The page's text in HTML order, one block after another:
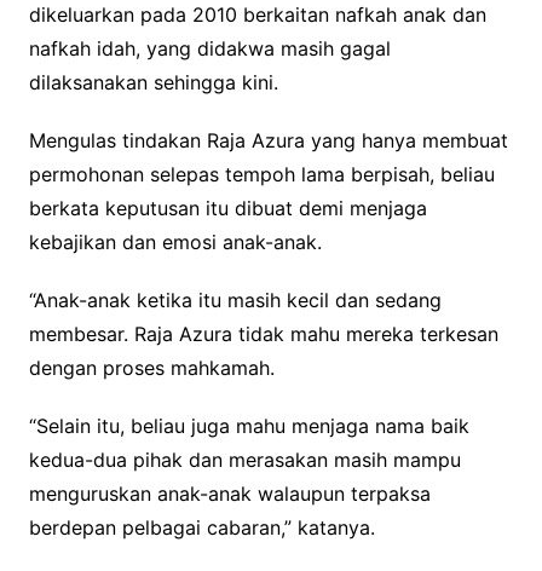
dikeluarkan pada 2010 berkaitan nafkah anak dan
nafkah idah, yang didakwa masih gagal
dilaksanakan sehingga kini.
Mengulas tindakan Raja Azura yang hanya membuat
permohonan selepas tempoh lama berpisah, beliau
berkata keputusan itu dibuat demi menjaga
kebajikan dan emosi anak-anak.
“Anak-anak ketika itu masih kecil dan sedang
membesar. Raja Azura tidak mahu mereka terkesan
dengan proses mahkamah.
“Selain itu, beliau juga mahu menjaga nama baik
kedua-dua pihak dan merasakan masih mampu
menguruskan anak-anak walaupun terpaksa
berdepan pelbagai cabaran,” katanya.